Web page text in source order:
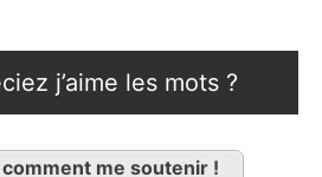
j’aime les mots ?
me soutenir !